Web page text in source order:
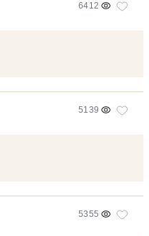
6412
5139
5355